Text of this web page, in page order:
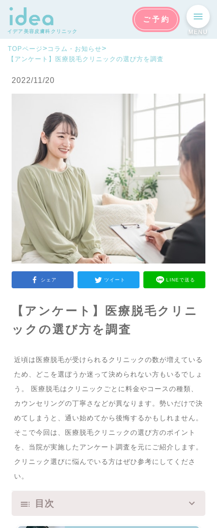
イデア美容皮膚科クリニック
ご予約
MENU
TOPページ> コラム・お知らせ>
【アンケート】医療脱毛クリニックの選び方を調査
2022/11/20
シェア ツイート LINEで送る
【アンケート】医療脱毛クリニ
ックの選び方を調査
近頃は医療脱毛が受けられるクリニックの数が増えている
ため、どこを選ぼうか迷って決められない方もいるでしょ
う。 医療脱毛はクリニックごとに料金やコースの種類、
カウンセリングの丁寧さなどが異なります。勢いだけで決
めてしまうと、通い始めてから後悔するかもしれません。
そこで今回は、医療脱毛クリニックの選び方のポイント
を、当院が実施したアンケート調査を元にご紹介します。
クリニック選びに悩んでいる方はぜひ参考にしてくださ
い。
目次